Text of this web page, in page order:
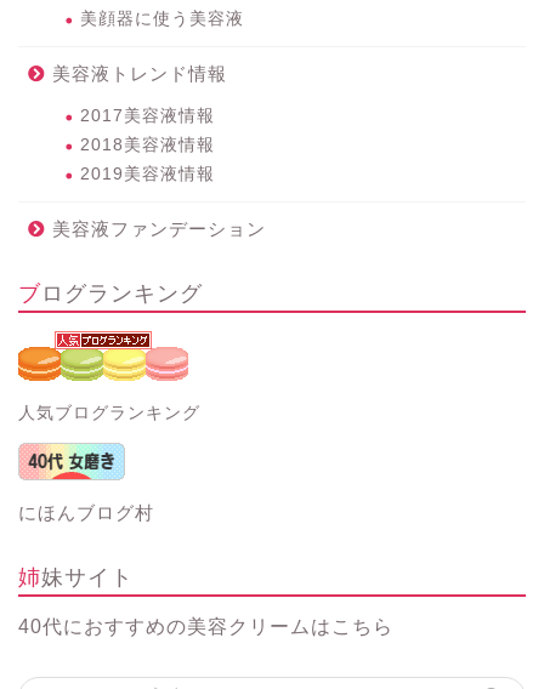
美顔器に使う美容液
美容液トレンド情報
2017美容液情報
2018美容液情報
2019美容液情報
美容液ファンデーション
ブログランキング
人気ブログランキング
にほんブログ村
姉妹サイト
40代におすすめの美容クリーム はこちら